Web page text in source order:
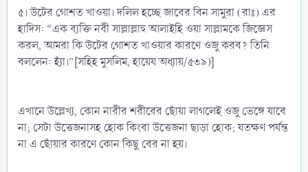
৫। উটের গোশত খাওয়া। দলিল হচ্ছে জাবের বিন সামুরা (রাঃ) এর
হাদিস: “এক ব্যক্তি নবী সাল্লাল্লাহু আলাইহি ওয়া সাল্লামকে জিজ্ঞেস
করল, আমরা কি উটের গোশত খাওয়ার কারণে ওজু করব? তিনি
বললেন: হ্যাঁ।”[সহিহ মুসলিম, হায়েয অধ্যায়/৫৩৯)]
এখানে উল্লেখ্য, কোন নারীর শরীরের ছোঁয়া লাগলেই ওজু ভেঙ্গে যাবে
না; সেটা উত্তেজনাসহ হোক কিংবা উত্তেজনা ছাড়া হোক; যতক্ষণ পর্যন্ত
না এ ছোঁয়ার কারণে কোন কিছু বের না হয়।